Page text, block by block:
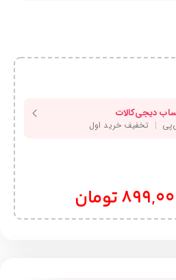
تومان